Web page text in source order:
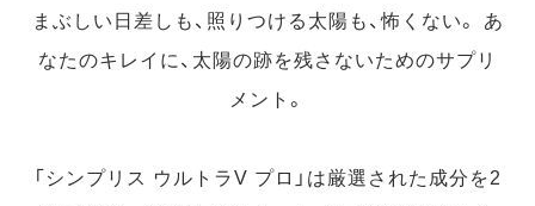
まぶしい日差しも、照りつける太陽も、怖くない。
あ
なたのキレイに、太陽の跡を残さないためのサプリ
メント。
「シンプリス ウルトラV プロ」は厳選された成分を2